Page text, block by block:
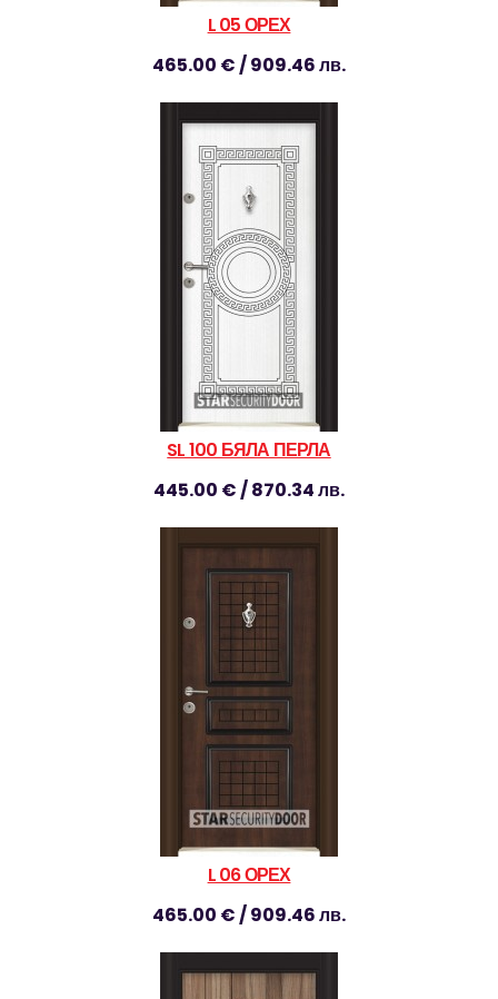
L 05 ОРЕХ
465.00 € / 909.46 лв.
SL 100 БЯЛА ПЕРЛА
445.00 € / 870.34 лв.
L 06 ОРЕХ
465.00 € / 909.46 лв.